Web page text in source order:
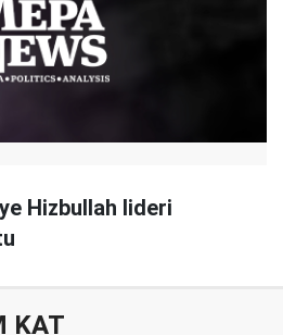
Hizbullah lideri
KAT